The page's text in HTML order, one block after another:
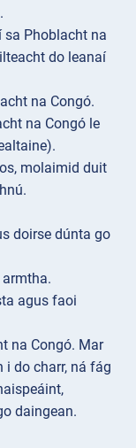
Phoblacht na
do leanaí
na Congó.
na Congó le
molaimid duit
doirse dúnta go
agus faoi
na Congó. Mar
do charr, ná fág
daingean.